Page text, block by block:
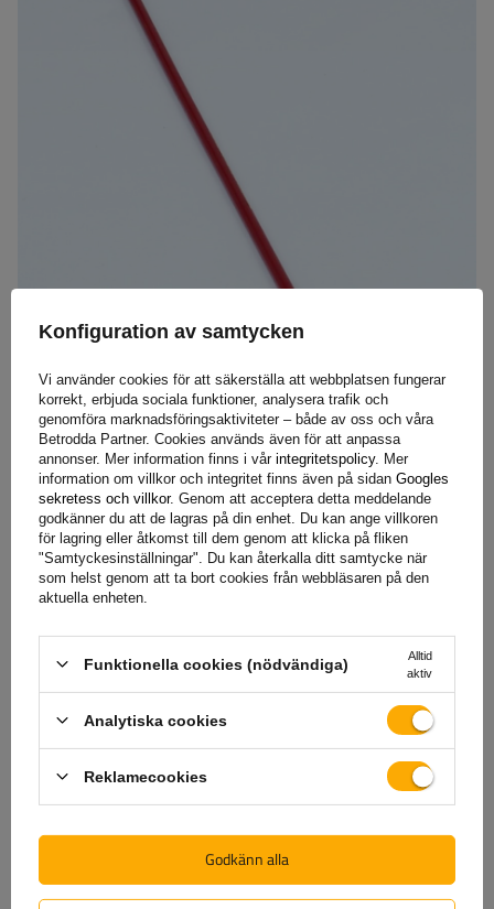
Konfiguration av samtycken
Vi använder cookies för att säkerställa att webbplatsen fungerar
korrekt, erbjuda sociala funktioner, analysera trafik och
genomföra marknadsföringsaktiviteter – både av oss och våra
Betrodda Partner. Cookies används även för att anpassa
annonser. Mer information finns i vår integritetspolicy. Mer
information om villkor och integritet finns även på sidan Googles
sekretess och villkor. Genom att acceptera detta meddelande
godkänner du att de lagras på din enhet. Du kan ange villkoren
för lagring eller åtkomst till dem genom att klicka på fliken
"Samtyckesinställningar". Du kan återkalla ditt samtycke när
som helst genom att ta bort cookies från webbläsaren på den
aktuella enheten.
Funktionella cookies (nödvändiga)
Alltid
aktiv
Analytiska cookies
Reklamecookies
Godkänn alla